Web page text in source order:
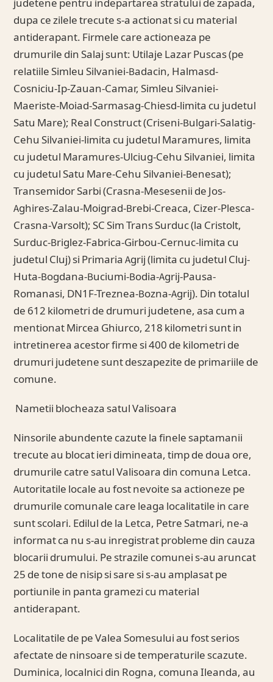
judetene pentru indepartarea stratului de zapada,
dupa ce zilele trecute s-a actionat si cu material
antiderapant. Firmele care actioneaza pe
drumurile din Salaj sunt: Utilaje Lazar Puscas (pe
relatiile Simleu Silvaniei-Badacin, Halmasd-
Cosniciu-Ip-Zauan-Camar, Simleu Silvaniei-
Maeriste-Moiad-Sarmasag-Chiesd-limita cu judetul
Satu Mare); Real Construct (Criseni-Bulgari-Salatig-
Cehu Silvaniei-limita cu judetul Maramures, limita
cu judetul Maramures-Ulciug-Cehu Silvaniei, limita
cu judetul Satu Mare-Cehu Silvaniei-Benesat);
Transemidor Sarbi (Crasna-Mesesenii de Jos-
Aghires-Zalau-Moigrad-Brebi-Creaca, Cizer-Plesca-
Crasna-Varsolt); SC Sim Trans Surduc (la Cristolt,
Surduc-Briglez-Fabrica-Girbou-Cernuc-limita cu
judetul Cluj) si Primaria Agrij (limita cu judetul Cluj-
Huta-Bogdana-Buciumi-Bodia-Agrij-Pausa-
Romanasi, DN1F-Treznea-Bozna-Agrij). Din totalul
de 612 kilometri de drumuri judetene, asa cum a
mentionat Mircea Ghiurco, 218 kilometri sunt in
intretinerea acestor firme si 400 de kilometri de
drumuri judetene sunt deszapezite de primariile de
comune.
Nametii blocheaza satul Valisoara
Ninsorile abundente cazute la finele saptamanii
trecute au blocat ieri dimineata, timp de doua ore,
drumurile catre satul Valisoara din comuna Letca.
Autoritatile locale au fost nevoite sa actioneze pe
drumurile comunale care leaga localitatile in care
sunt scolari. Edilul de la Letca, Petre Satmari, ne-a
informat ca nu s-au inregistrat probleme din cauza
blocarii drumului. Pe strazile comunei s-au aruncat
25 de tone de nisip si sare si s-au amplasat pe
portiunile in panta gramezi cu material
antiderapant.
Localitatile de pe Valea Somesului au fost serios
afectate de ninsoare si de temperaturile scazute.
Duminica, localnici din Rogna, comuna Ileanda, au